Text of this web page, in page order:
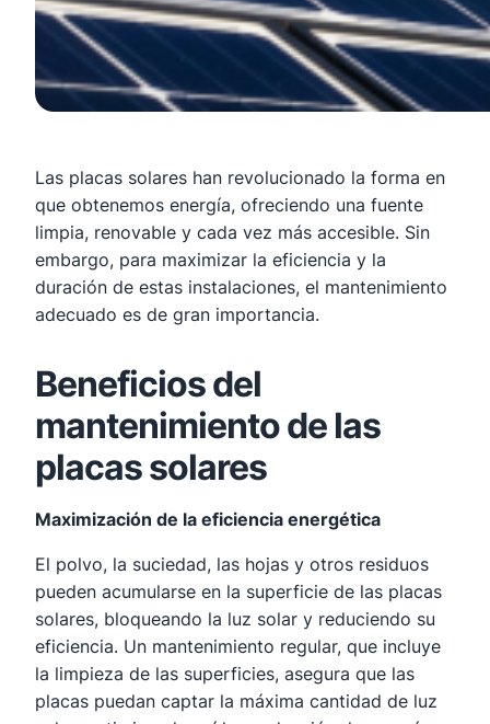
Las placas solares han revolucionado la forma en
que obtenemos energía, ofreciendo una fuente
limpia, renovable y cada vez más accesible. Sin
embargo, para maximizar la eficiencia y la
duración de estas instalaciones, el mantenimiento
adecuado es de gran importancia.
Beneficios del
mantenimiento de las
placas solares
Maximización de la eficiencia energética
El polvo, la suciedad, las hojas y otros residuos
pueden acumularse en la superficie de las placas
solares, bloqueando la luz solar y reduciendo su
eficiencia. Un mantenimiento regular, que incluye
la limpieza de las superficies, asegura que las
placas puedan captar la máxima cantidad de luz